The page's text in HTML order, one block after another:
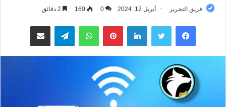
فريق التحرير أبريل 12, 2024 0
160
فيسبوك تويتر لينكدإن بينتيريستواتساب تيلقرام مشاركة عبر البريد